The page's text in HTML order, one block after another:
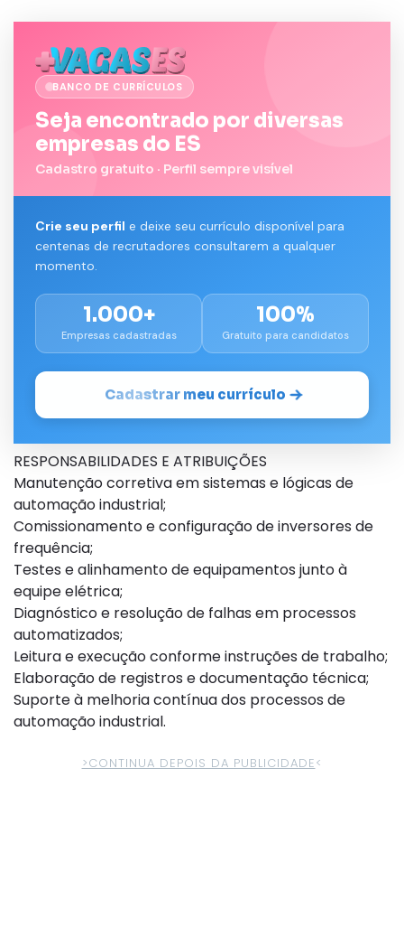
BANCO DE CURRÍCULOS
Seja encontrado por diversas
empresas do ES
Cadastro gratuito · Perfil sempre visível
Crie seu perfil e deixe seu currículo disponível para
centenas de recrutadores consultarem a qualquer
momento.
1.000+
Empresas cadastradas
100%
Gratuito para candidatos
Cadastrar meu currículo
RESPONSABILIDADES E ATRIBUIÇÕES
Manutenção corretiva em sistemas e lógicas de
automação industrial;
Comissionamento e configuração de inversores de
frequência;
Testes e alinhamento de equipamentos junto à
equipe elétrica;
Diagnóstico e resolução de falhas em processos
automatizados;
Leitura e execução conforme instruções de trabalho;
Elaboração de registros e documentação técnica;
Suporte à melhoria contínua dos processos de
automação industrial.
>CONTINUA DEPOIS DA PUBLICIDADE<